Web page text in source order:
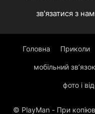
зв'язатися з
Головна Приколи
мобільний зв’язок
фото і
© PlayMan - При